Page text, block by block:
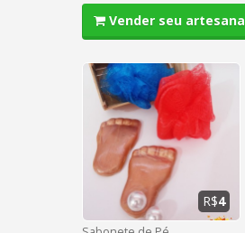
Vender seu
R$4